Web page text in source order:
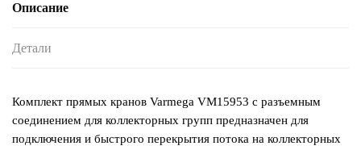
Описание
Детали
Комплект прямых кранов Varmega VM15953 с разъемным
соединением для коллекторных групп предназначен для
подключения и быстрого перекрытия потока на коллекторных